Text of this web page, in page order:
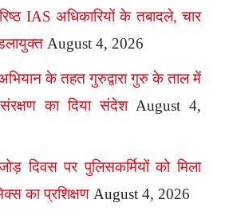
IAS अधिकारियों के तबादले, चार
August 4, 2026
के तहत गुरुद्वारा गुरु के ताल में
संरक्षण का दिया संदेश August 4,
दिवस पर पुलिसकर्मियों को मिला
का प्रशिक्षण August 4, 2026